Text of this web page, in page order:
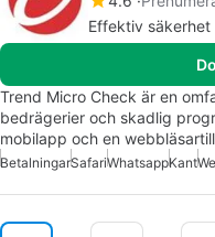
Effektiv säkerhet
Trend Micro Check är en
bedrägerier och skadlig
mobilapp och en
BetalningarSafariWhatsappKant